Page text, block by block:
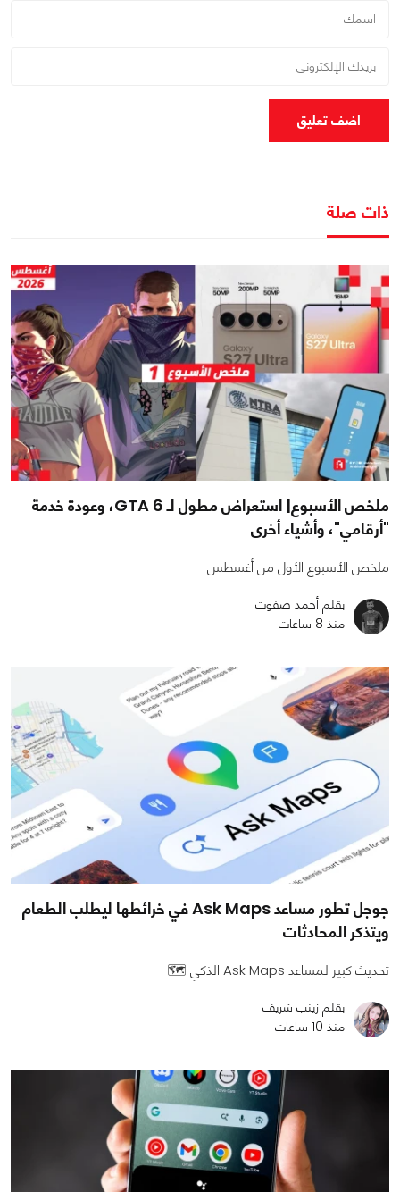
اضف تعليق
ذات صلة
ملخص الأسبوع| استعراض مطول لـ GTA 6، وعودة خدمة
"أرقامي"، وأشياء أخرى
ملخص الأسبوع الأول من أغسطس
بقلم أحمد صفوت
منذ 8 ساعات
جوجل تطور مساعد Ask Maps في خرائطها ليطلب الطعام
ويتذكر المحادثات
تحديث كبير لمساعد Ask Maps الذكي 🗺️
بقلم زينب شريف
منذ 10 ساعات